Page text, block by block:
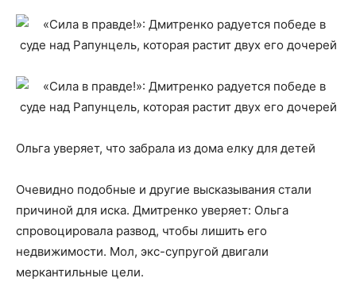
Ольга уверяет, что забрала из дома елку для детей
Очевидно подобные и другие высказывания стали
причиной для иска. Дмитренко уверяет: Ольга
спровоцировала развод, чтобы лишить его
недвижимости. Мол, экс-супругой двигали
меркантильные цели.